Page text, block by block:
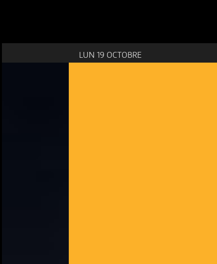
LUN 19 OCTOBRE